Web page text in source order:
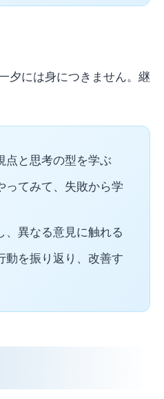
夕には身につきません。継
点と思考の型を学ぶ
ってみて、失敗から学
、異なる意見に触れる
動を振り返り、改善す